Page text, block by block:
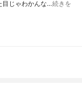
目じゃわかんな…続きを